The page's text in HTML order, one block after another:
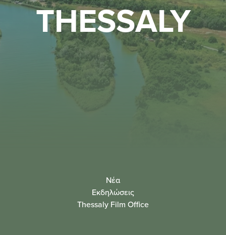
THESSALY
Νέα
Εκδηλώσεις
Thessaly Film Office